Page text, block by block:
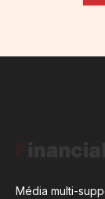
Média multi-